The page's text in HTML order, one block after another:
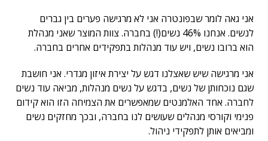
אני גאה לומר שבפונטרה אני לא מרגישה פערים בין גברים
לנשים. אנחנו 46% נשים(!) בחברה. צוות המוצר שאני מנהלת
הוא ברובו נשים, ויש עוד מנהלות בתפקידים אחרים בחברה.
אני מרגישה שיש שאצלנו דגש על יצירת איזון מגדרי. אני חושבת
שגם נוכחותן של נשים, בדגש על נשים מנהלות, מביאה עוד נשים
לחברה. אחד האלמנטים שמאפשרים את הצמיחה הזו הוא קידום
פנימי וקורסי מנהלים שעושים לנו בחברה, ובכך מחזקים נשים
ומביאים אותן לתפקידי ניהול.